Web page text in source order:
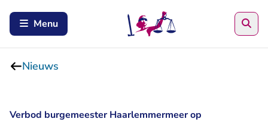
Menu
Nieuws
Verbod burgemeester Haarlemmermeer op